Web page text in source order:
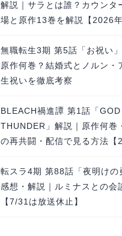
解説｜サラとは誰？カウンタ
場と原作13巻を解説【2026年
無職転生3期 第5話「お祝い」
原作何巻？結婚式とノルン・
生祝いを徹底考察
BLEACH禍進譚 第1話「
THUNDER」解説｜原作何巻
の再共闘・配信で見る方法【
転スラ4期 第88話「夜明けの
感想・解説｜ルミナスとの会
【7/31は放送休止】